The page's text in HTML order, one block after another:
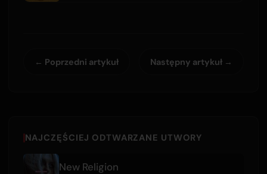
← Poprzedni artykuł Następny artykuł →
NAJCZĘŚCIEJ ODTWARZANE UTWORY
New Religion